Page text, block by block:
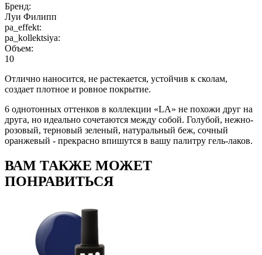
Бренд:
Луи Филипп
pa_effekt:
pa_kollektsiya:
Объем:
10
Отлично наносится, не растекается, устойчив к сколам,
создает плотное и ровное покрытие.
6 однотонных оттенков в коллекции «LA» не похожи друг на
друга, но идеально сочетаются между собой. Голубой, нежно-
розовый, терновый зеленый, натуральный беж, сочный
оранжевый - прекрасно впишутся в вашу палитру гель-лаков.
ВАМ ТАКЖЕ МОЖЕТ
ПОНРАВИТЬСЯ